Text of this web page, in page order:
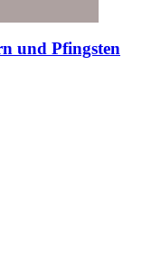
und Pfingsten